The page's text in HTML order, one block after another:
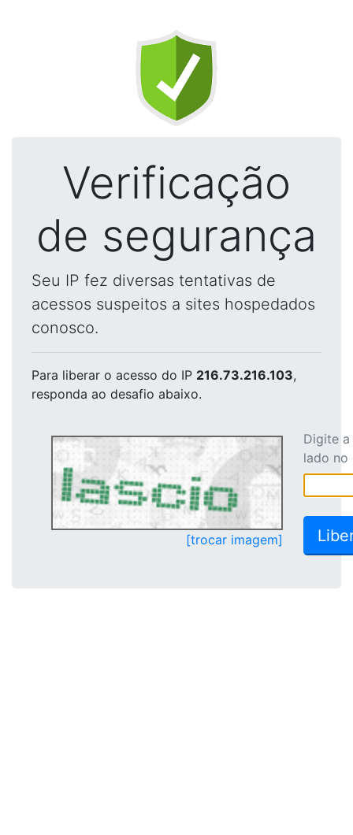
Verificação
de segurança
Seu IP fez diversas tentativas de
acessos suspeitos a sites hospedados
conosco.
Para liberar o acesso do IP 216.73.216.103,
responda ao desafio abaixo.
[trocar imagem]
Digite
lado no